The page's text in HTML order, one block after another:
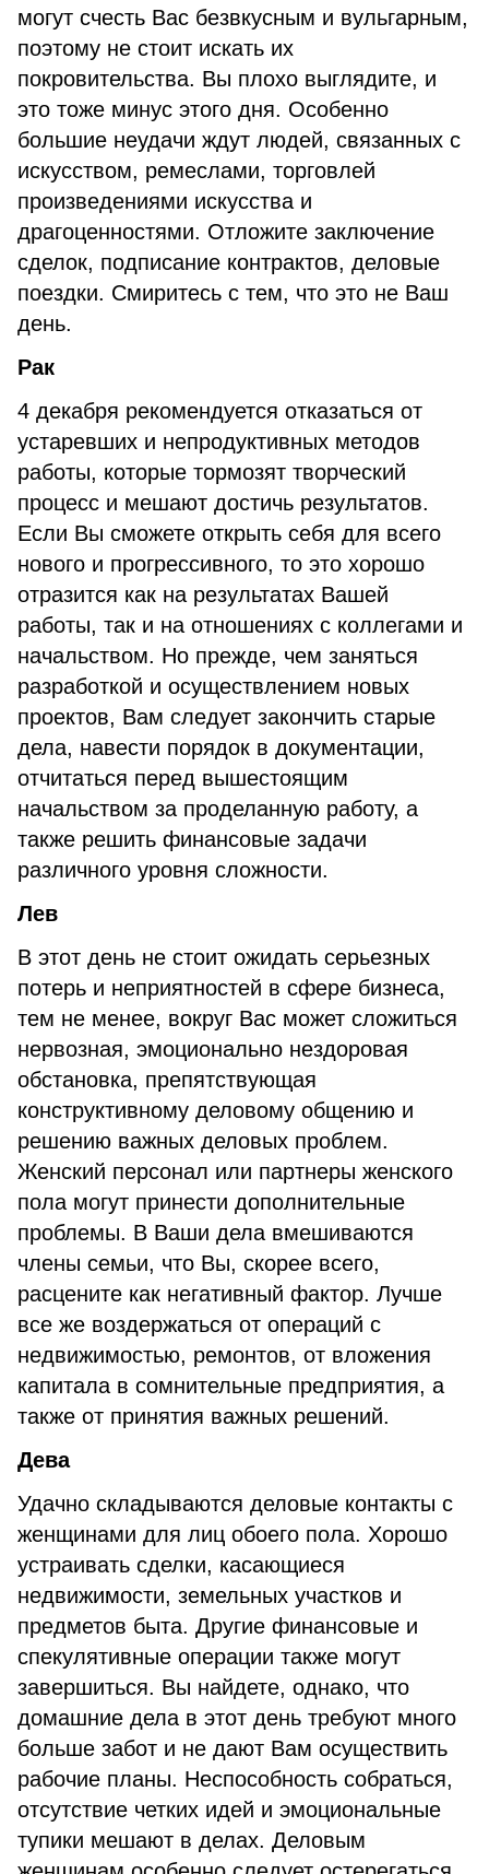
могут счесть Вас безвкусным и вульгарным,
поэтому не стоит искать их
покровительства. Вы плохо выглядите, и
это тоже минус этого дня. Особенно
большие неудачи ждут людей, связанных с
искусством, ремеслами, торговлей
произведениями искусства и
драгоценностями. Отложите заключение
сделок, подписание контрактов, деловые
поездки. Смиритесь с тем, что это не Ваш
день.
Рак
4 декабря рекомендуется отказаться от
устаревших и непродуктивных методов
работы, которые тормозят творческий
процесс и мешают достичь результатов.
Если Вы сможете открыть себя для всего
нового и прогрессивного, то это хорошо
отразится как на результатах Вашей
работы, так и на отношениях с коллегами и
начальством. Но прежде, чем заняться
разработкой и осуществлением новых
проектов, Вам следует закончить старые
дела, навести порядок в документации,
отчитаться перед вышестоящим
начальством за проделанную работу, а
также решить финансовые задачи
различного уровня сложности.
Лев
В этот день не стоит ожидать серьезных
потерь и неприятностей в сфере бизнеса,
тем не менее, вокруг Вас может сложиться
нервозная, эмоционально нездоровая
обстановка, препятствующая
конструктивному деловому общению и
решению важных деловых проблем.
Женский персонал или партнеры женского
пола могут принести дополнительные
проблемы. В Ваши дела вмешиваются
члены семьи, что Вы, скорее всего,
расцените как негативный фактор. Лучше
все же воздержаться от операций с
недвижимостью, ремонтов, от вложения
капитала в сомнительные предприятия, а
также от принятия важных решений.
Дева
Удачно складываются деловые контакты с
женщинами для лиц обоего пола. Хорошо
устраивать сделки, касающиеся
недвижимости, земельных участков и
предметов быта. Другие финансовые и
спекулятивные операции также могут
завершиться. Вы найдете, однако, что
домашние дела в этот день требуют много
больше забот и не дают Вам осуществить
рабочие планы. Неспособность собраться,
отсутствие четких идей и эмоциональные
тупики мешают в делах. Деловым